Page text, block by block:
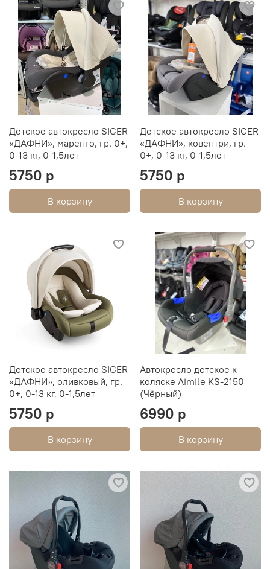
Детское автокресло SIGER
«ДАФНИ», маренго, гр. 0+,
0-13 кг, 0-1,5лет
5750 р
В корзину
Детское автокресло SIGER
«ДАФНИ», ковентри, гр.
0+, 0-13 кг, 0-1,5лет
5750 р
В корзину
Детское автокресло SIGER
«ДАФНИ», оливковый, гр.
0+, 0-13 кг, 0-1,5лет
5750 р
В корзину
Автокресло детское к
коляске Aimile KS-2150
(Чёрный)
6990 р
В корзину